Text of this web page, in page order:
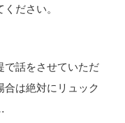
ださい。
で話をさせていただ
合は絶対にリュック